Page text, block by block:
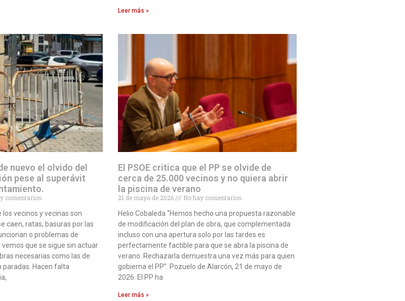
Leer más »
nuevo el olvido del
pese al superávit
comentarios
los vecinos y vecinas son
caen, ratas, basuras por las
o problemas de
que se sigue sin actuar
necesarias como las de
paradas. Hacen falta
El PSOE critica que el PP se olvide de
cerca de 25.000 vecinos y no quiera abrir
la piscina de verano
21 de mayo de 2026
No hay comentarios
Helio Cobaleda “Hemos hecho una propuesta razonable
de modificación del plan de obra, que complementada
incluso con una apertura solo por las tardes es
perfectamente factible para que se abra la piscina de
verano. Rechazarla demuestra una vez más para quien
gobierna el PP”. Pozuelo de Alarcón, 21 de mayo de
2026. El PP ha
Leer más »